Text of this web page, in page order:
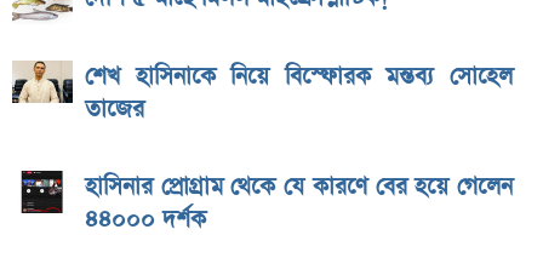
শেখ হাসিনাকে নিয়ে বিস্ফোরক মন্তব্য সোহেল
তাজের
হাসিনার প্রোগ্রাম থেকে যে কারণে বের হয়ে গেলেন
৪৪০০০ দর্শক